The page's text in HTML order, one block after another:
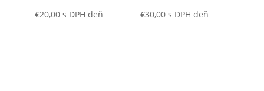
€20,00 s DPH deň €30,00 s DPH deň